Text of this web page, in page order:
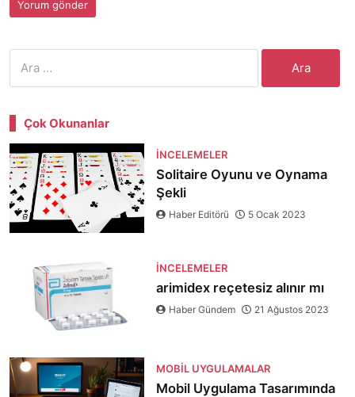
Çok Okunanlar
İNCELEMELER
Solitaire Oyunu ve Oynama
Şekli
Haber Editörü 5 Ocak 2023
İNCELEMELER
arimidex reçetesiz alınır mı
Haber Gündem 21 Ağustos 2023
MOBIL UYGULAMALAR
Mobil Uygulama Tasarımında